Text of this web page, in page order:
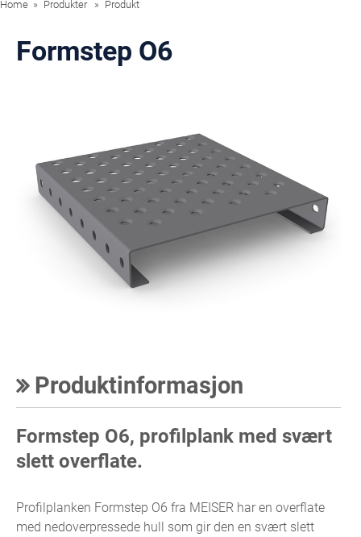
Home Produkter Produkt
Formstep O6
Produktinformasjon
Formstep O6, profilplank med svært
slett overflate.
Profilplanken Formstep O6 fra MEISER har en overflate
med nedoverpressede hull som gir den en svært slett